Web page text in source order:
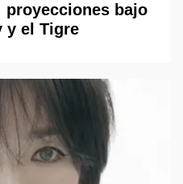
proyecciones bajo
y el Tigre